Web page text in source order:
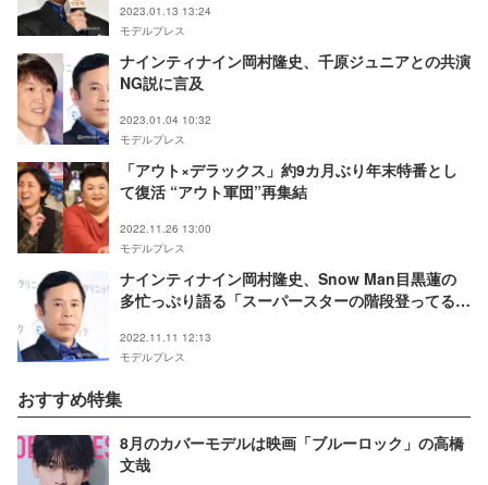
2023.01.13 13:24
モデルプレス
ナインティナイン岡村隆史、千原ジュニアとの共演
NG説に言及
2023.01.04 10:32
モデルプレス
「アウト×デラックス」約9カ月ぶり年末特番とし
て復活 “アウト軍団”再集結
2022.11.26 13:00
モデルプレス
ナインティナイン岡村隆史、Snow Man目黒蓮の
多忙っぷり語る「スーパースターの階段登ってる真
2022.11.11 12:13
モデルプレス
おすすめ特集
8月のカバーモデルは映画「ブルーロック」の高橋
文哉